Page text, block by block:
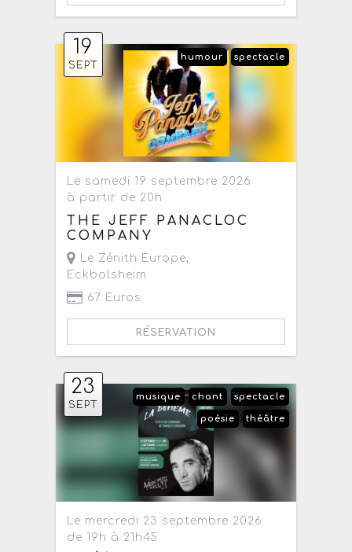
19
SEPT
spectacle
humour
Le samedi 19 septembre 2026
à partir de 20h
THE JEFF PANACLOC
COMPANY
Le Zénith Europe,
Eckbolsheim
67 Euros
RÉSERVATION
23
SEPT
spectacle
chant
musique
théâtre
poésie
Le mercredi 23 septembre 2026
de 19h à 21h45